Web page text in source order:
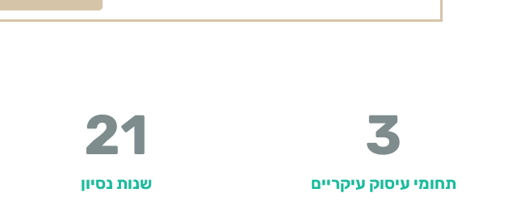
תחומי עיסוק עיקריים
3
שנות נסיון
21